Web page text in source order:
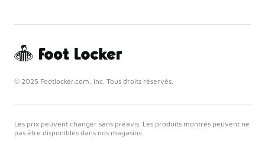
© 2025 Footlocker.com, Inc. Tous droits réservés.
Les prix peuvent changer sans préavis. Les produits montrés peuvent ne
pas être disponibles dans nos magasins.